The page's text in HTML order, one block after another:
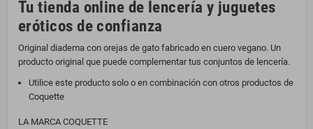
Tu tienda online de lencería y juguetes
eróticos de confianza
Original diadema con orejas de gato fabricado en cuero vegano. Un
producto original que puede complementar tus conjuntos de lencería.
Utilice este producto solo o en combinación con otros productos de
Coquette
LA MARCA COQUETTE